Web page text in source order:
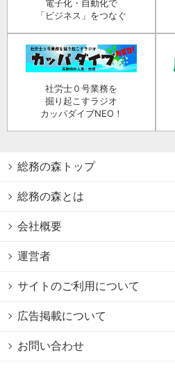
電子化・自動化で
「ビジネス」をつなぐ
社労士０号業務を
掘り起こすラジオ
カッパダイブNEO！
総務の森トップ
総務の森とは
会社概要
運営者
サイトのご利用について
広告掲載について
お問い合わせ